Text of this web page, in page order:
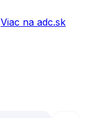
Viac na adc.sk